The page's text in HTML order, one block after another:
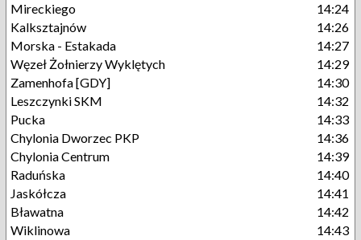
Mireckiego
14:24
Kalksztajnów
14:26
Morska - Estakada
14:27
Węzeł Żołnierzy Wyklętych
14:29
Zamenhofa [GDY]
14:30
Leszczynki SKM
14:32
Pucka
14:33
Chylonia Dworzec PKP
14:36
Chylonia Centrum
14:39
Raduńska
14:40
Jaskółcza
14:41
Bławatna
14:42
Wiklinowa
14:43